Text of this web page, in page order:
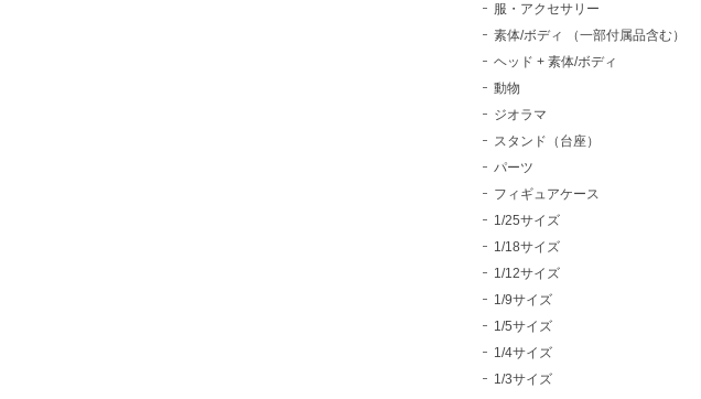
服・アクセサリー
素体/ボディ （一部付属品含む）
ヘッド + 素体/ボディ
動物
ジオラマ
スタンド（台座）
パーツ
フィギュアケース
1/25サイズ
1/18サイズ
1/12サイズ
1/9サイズ
1/5サイズ
1/4サイズ
1/3サイズ